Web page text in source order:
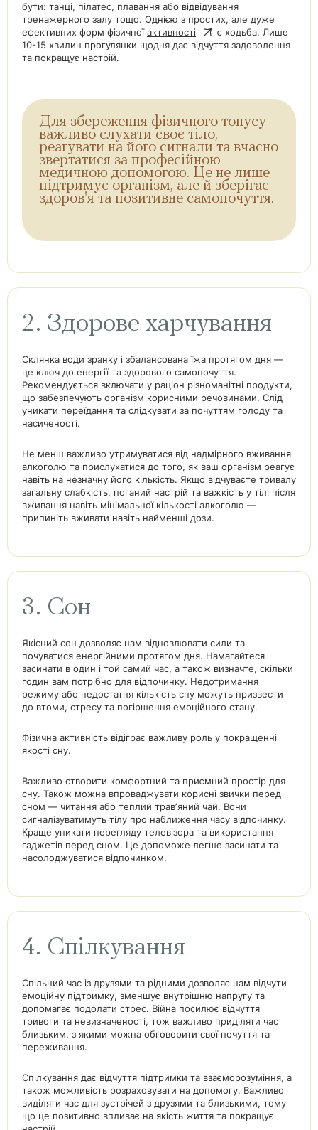
бути: танці, пілатес, плавання або відвідування
тренажерного залу тощо. Однією з простих, але дуже
ефективних форм фізичноїактивності
є ходьба. Лише
10-15 хвилин прогулянки щодня дає відчуття задоволення
та покращує настрій.
Для збереження фізичного тонусу
важливо слухати своє тіло,
реагувати на його сигнали та вчасно
звертатися за професійною
медичною допомогою. Це не лише
підтримує організм, але й зберігає
здоров'я та позитивне самопочуття.
2. Здорове харчування
Склянка води зранку і збалансована їжа протягом дня —
це ключ до енергії та здорового самопочуття.
Рекомендується включати у раціон різноманітні продукти,
що забезпечують організм корисними речовинами. Слід
уникати переїдання та слідкувати за почуттям голоду та
насиченості.
Не менш важливо утримуватися від надмірного вживання
алкоголю та прислухатися до того, як ваш організм реагує
навіть на незначну його кількість. Якщо відчуваєте тривалу
загальну слабкість, поганий настрій та важкість у тілі після
вживання навіть мінімальної кількості алкоголю —
припиніть вживати навіть найменші дози.
3. Сон
Якісний сон дозволяє нам відновлювати сили та
почуватися енергійними протягом дня. Намагайтеся
засинати в один і той самий час, а також визначте, скільки
годин вам потрібно для відпочинку. Недотримання
режиму або недостатня кількість сну можуть призвести
до втоми, стресу та погіршення емоційного стану.
Фізична активність відіграє важливу роль у покращенні
якості сну.
Важливо створити комфортний та приємний простір для
сну. Також можна впроваджувати корисні звички перед
сном — читання або теплий травʼяний чай. Вони
сигналізуватимуть тілу про наближення часу відпочинку.
Краще уникати перегляду телевізора та використання
гаджетів перед сном. Це допоможе легше засинати та
насолоджуватися відпочинком.
4. Спілкування
Спільний час із друзями та рідними дозволяє нам відчути
емоційну підтримку, зменшує внутрішню напругу та
допомагає подолати стрес. Війна посилює відчуття
тривоги та невизначеності, тож важливо приділяти час
близьким, з якими можна обговорити свої почуття та
переживання.
Спілкування дає відчуття підтримки та взаєморозуміння, а
також можливість розраховувати на допомогу. Важливо
виділяти час для зустрічей з друзями та близькими, тому
що це позитивно впливає на якість життя та покращує